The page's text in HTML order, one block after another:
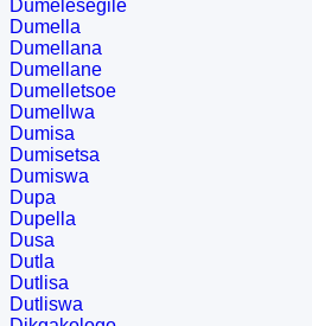
Dumelesegile
Dumella
Dumellana
Dumellane
Dumelletsoe
Dumellwa
Dumisa
Dumisetsa
Dumiswa
Dupa
Dupella
Dusa
Dutla
Dutlisa
Dutliswa